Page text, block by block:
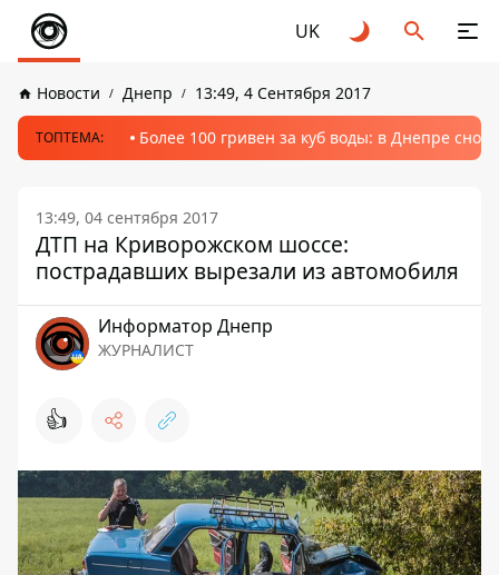
UK
Новости Днепр 13:49, 4 Сентября 2017
ТОПТЕМА: Более 100 гривен за куб воды: в Днепре
13:49, 04 сентября 2017
ДТП на Криворожском шоссе:
пострадавших вырезали из автомобиля
Информатор Днепр
ЖУРНАЛИСТ
👍